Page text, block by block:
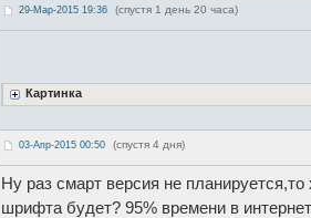
29-Мар-2015 19:36 (спустя 1 день 20 часа)
Картинка
03-Апр-2015 00:50 (спустя 4 дня)
Ну раз смарт версия не
шрифта будет? 95% времени в